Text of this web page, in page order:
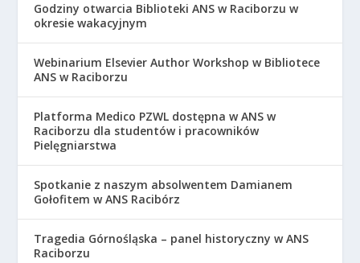
Godziny otwarcia Biblioteki ANS w Raciborzu w
okresie wakacyjnym
Webinarium Elsevier Author Workshop w Bibliotece
ANS w Raciborzu
Platforma Medico PZWL dostępna w ANS w
Raciborzu dla studentów i pracowników
Pielęgniarstwa
Spotkanie z naszym absolwentem Damianem
Gołofitem w ANS Racibórz
Tragedia Górnośląska – panel historyczny w ANS
Raciborzu